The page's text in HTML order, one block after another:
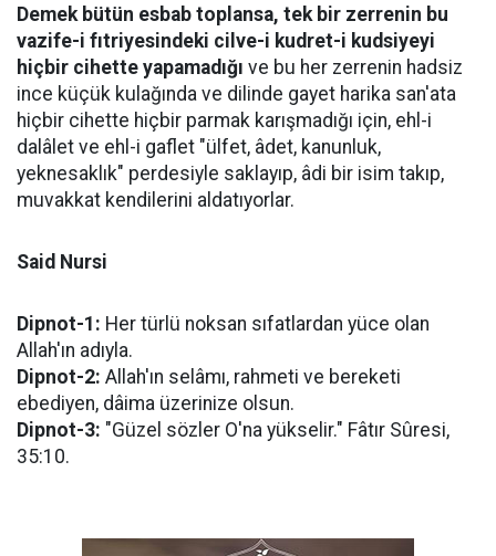
Demek bütün esbab toplansa, tek bir zerrenin bu
vazife-i fıtriyesindeki cilve-i kudret-i kudsiyeyi
hiçbir cihette yapamadığı ve bu her zerrenin hadsiz
ince küçük kulağında ve dilinde gayet harika san'ata
hiçbir cihette hiçbir parmak karışmadığı için, ehl-i
dalâlet ve ehl-i gaflet "ülfet, âdet, kanunluk,
yeknesaklık" perdesiyle saklayıp, âdi bir isim takıp,
muvakkat kendilerini aldatıyorlar.
Said Nursi
Dipnot-1: Her türlü noksan sıfatlardan yüce olan
Allah'ın adıyla.
Dipnot-2: Allah'ın selâmı, rahmeti ve bereketi
ebediyen, dâima üzerinize olsun.
Dipnot-3: "Güzel sözler O'na yükselir." Fâtır Sûresi,
35:10.